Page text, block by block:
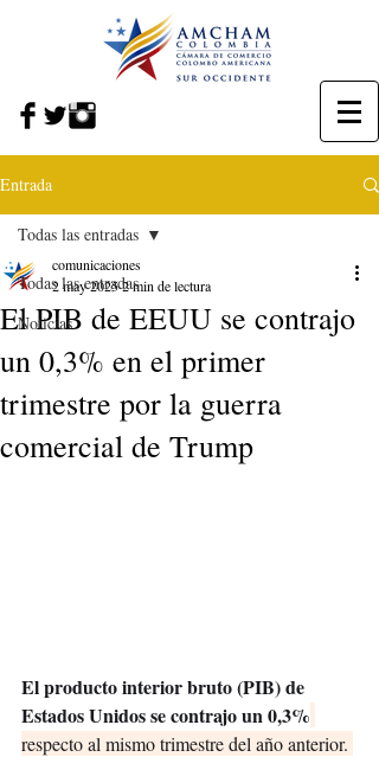
Entrada
Todas las entradas
Noticias
Todas las entradas
El PIB de EEUU se contrajo
un 0,3% en el primer
trimestre por la guerra
comercial de Trump
comunicaciones
2 may 20252 min de lectura
El producto interior bruto (PIB) de
Estados Unidos se contrajo un 0,3%
respecto al mismo trimestre del año anterior.